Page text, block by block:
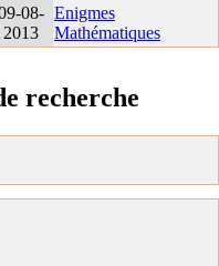
08-
2013
Enigmes
Mathématiques
recherche